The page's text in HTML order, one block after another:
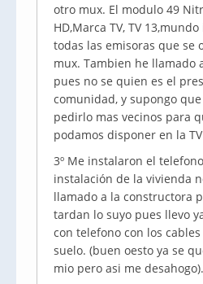
otro mux. El modulo 49
HD,Marca TV, TV
todas las emisoras que se
mux. Tambien he llamado
pues no se quien es el
comunidad, y supongo
pedirlo mas vecinos para
podamos disponer en la
3º Me instalaron el
instalación de la vivienda
llamado a la constructora
tardan lo suyo pues llevo
con telefono con los
suelo. (buen oesto ya se
mio pero asi me desahogo).